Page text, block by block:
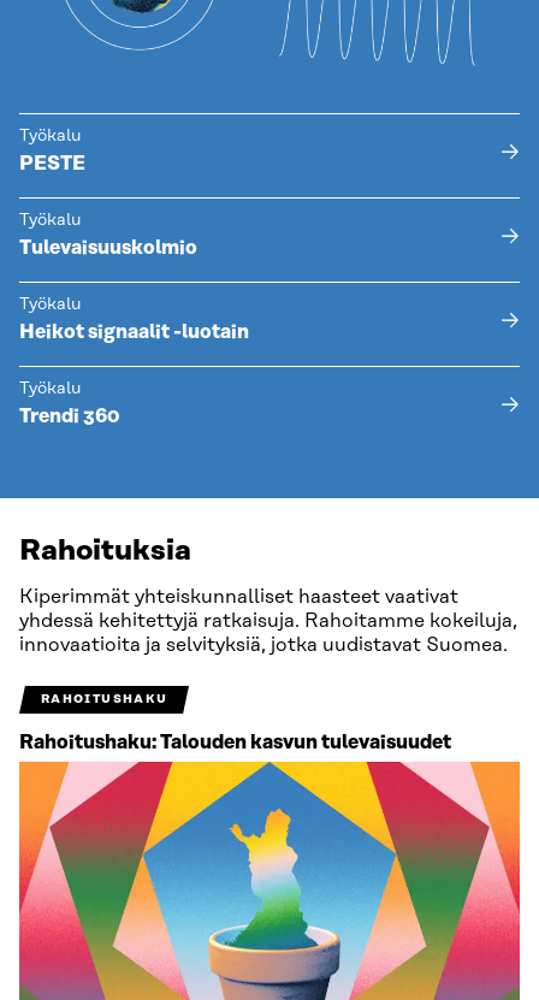
Työkalu
PESTE
Työkalu
Tulevaisuuskolmio
Työkalu
Heikot signaalit -luotain
Työkalu
Trendi 360
Rahoituksia
Kiperimmät yhteiskunnalliset haasteet vaativat
yhdessä kehitettyjä ratkaisuja. Rahoitamme kokeiluja,
innovaatioita ja selvityksiä, jotka uudistavat Suomea.
RAHOITUSHAKU
Rahoitushaku: Talouden kasvun tulevaisuudet